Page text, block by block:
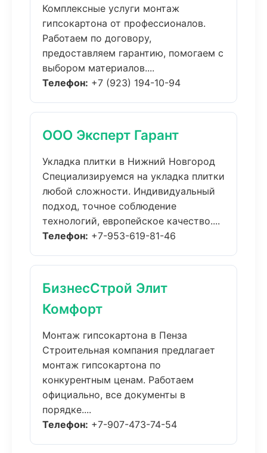
Комплексные услуги монтаж
гипсокартона от профессионалов.
Работаем по договору,
предоставляем гарантию, помогаем с
выбором материалов....
Телефон: +7 (923) 194-10-94
ООО Эксперт Гарант
Укладка плитки в Нижний Новгород
Специализируемся на укладка плитки
любой сложности. Индивидуальный
подход, точное соблюдение
технологий, европейское качество....
Телефон: +7-953-619-81-46
БизнесСтрой Элит
Комфорт
Монтаж гипсокартона в Пенза
Строительная компания предлагает
монтаж гипсокартона по
конкурентным ценам. Работаем
официально, все документы в
порядке....
Телефон: +7-907-473-74-54